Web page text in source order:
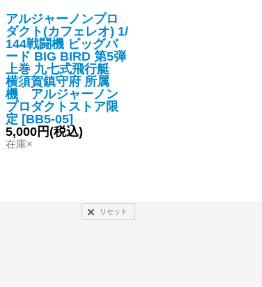
アルジャーノンプロ
ダクト(カフェレオ) 1/
144戦闘機 ビッグバ
ード BIG BIRD 第5弾
上巻 九七式飛行艇
横須賀鎮守府 所属
機 アルジャーノン
プロダクトストア限
定 [BB5-05]
5,000円(税込)
在庫×
リセット